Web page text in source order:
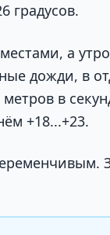
градусов.
а
дожди, в
в
+18...+23.